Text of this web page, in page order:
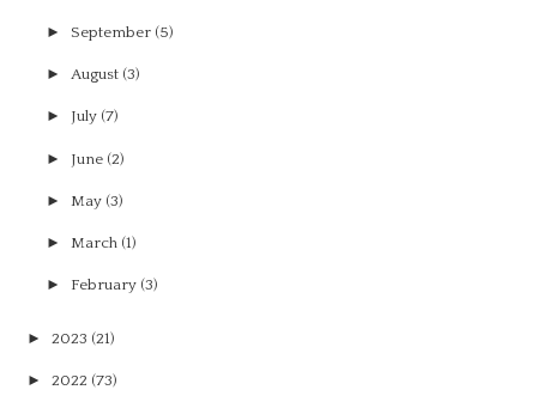
► September (5)
► August (3)
► July (7)
► June (2)
► May (3)
►March (1)
► February (3)
►2023 (21)
►2022 (73)